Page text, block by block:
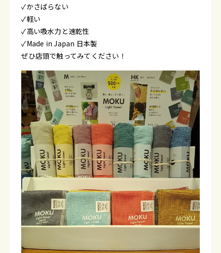
✓かさばらない
✓軽い
✓高い吸水力と速乾性
✓Made in Japan 日本製
ぜひ店頭で触ってみてください！